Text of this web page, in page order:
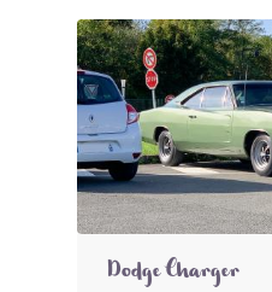
Dodge Charger